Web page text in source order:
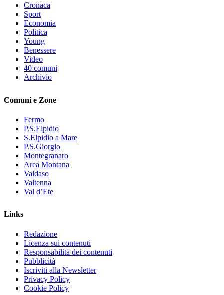
Cronaca
Sport
Economia
Politica
Young
Benessere
Video
40 comuni
Archivio
Comuni e Zone
Fermo
P.S.Elpidio
S.Elpidio a Mare
P.S.Giorgio
Montegranaro
Area Montana
Valdaso
Valtenna
Val d’Ete
Links
Redazione
Licenza sui contenuti
Responsabilità dei contenuti
Pubblicità
Iscriviti alla Newsletter
Privacy Policy
Cookie Policy